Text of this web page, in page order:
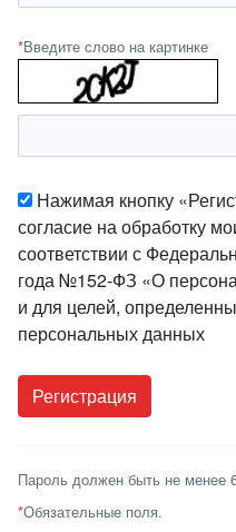
*Введите слово на картинке
Нажимая кнопку
согласие на обработку
соответствии с
года №152-ФЗ «О
и для целей,
персональных данных
Пароль должен быть не менее
*Обязательные поля.